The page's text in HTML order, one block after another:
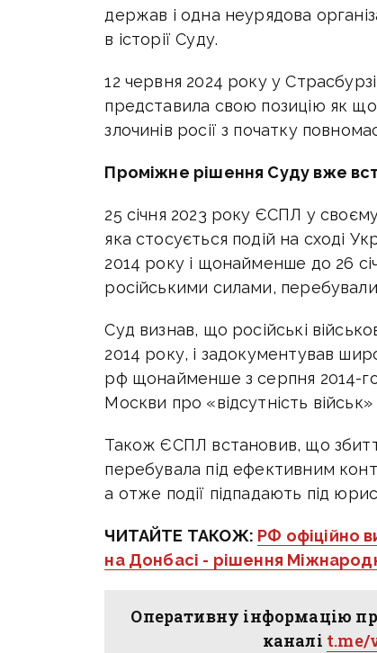
держав і одна неурядова
в історії Суду.
12 червня 2024 року у
представила свою позицію як
злочинів росії з початку
Проміжне рішення Суду вже
25 січня 2023 року ЄСПЛ у
яка стосується подій на сході
2014 року і щонайменше до 26
російськими силами,
Суд визнав, що російські
2014 року, і задокументував
рф щонайменше з серпня 2014-
Москви про «відсутність військ»
Також ЄСПЛ встановив, що
перебувала під ефективним
а отже події підпадають під
ЧИТАЙТЕ ТАКОЖ: РФ офіційно
на Донбасі - рішення
Оперативну інформацію
каналі t.me/